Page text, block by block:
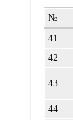
№
41
42
43
44